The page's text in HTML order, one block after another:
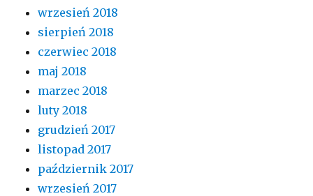
wrzesień 2018
sierpień 2018
czerwiec 2018
maj 2018
marzec 2018
luty 2018
grudzień 2017
listopad 2017
październik 2017
wrzesień 2017